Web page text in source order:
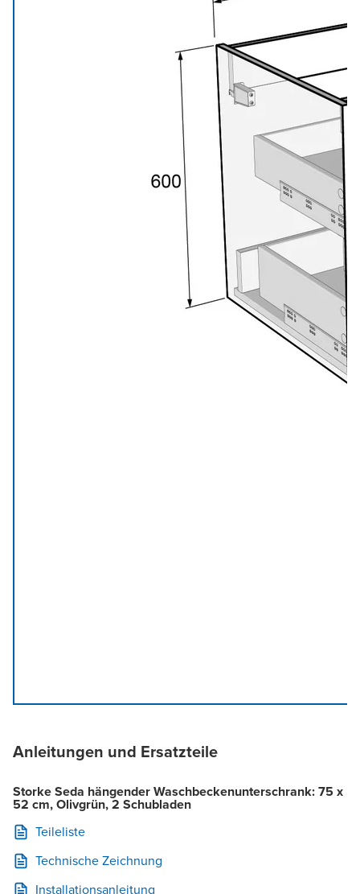
Anleitungen und Ersatzteile
Storke Seda hängender Waschbeckenunterschrank: 75 x
52 cm, Olivgrün, 2 Schubladen
Teileliste
Technische Zeichnung
Installationsanleitung